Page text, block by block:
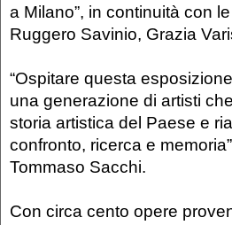
a Milano”, in continuità con
Ruggero Savinio, Grazia
“Ospitare questa
una generazione di artisti
storia artistica del Paese e
confronto, ricerca e
Tommaso Sacchi.
Con circa cento opere